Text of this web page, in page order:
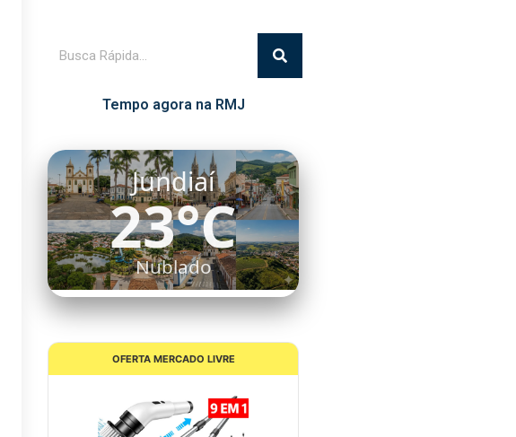
Tempo agora na RMJ
Itatiba
24°C
Chuva Leve
OFERTA MERCADO LIVRE